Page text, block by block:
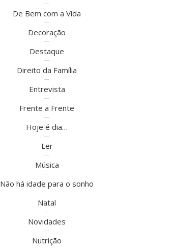
De Bem com a Vida
Decoração
Destaque
Direito da Família
Entrevista
Frente a Frente
Hoje é dia…
Ler
Música
Não há idade para o sonho
Natal
Novidades
Nutrição